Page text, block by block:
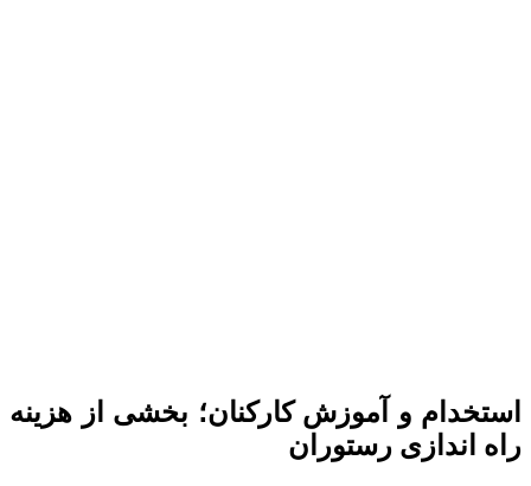
استخدام و آموزش کارکنان؛ بخشی از هزینه
راه اندازی رستوران